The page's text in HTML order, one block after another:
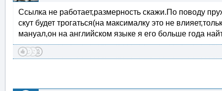
Ссылка не работает,размерность скажи.По поводу
скут будет трогаться(на максималку это не
мануал,он на английском языке я его больше года